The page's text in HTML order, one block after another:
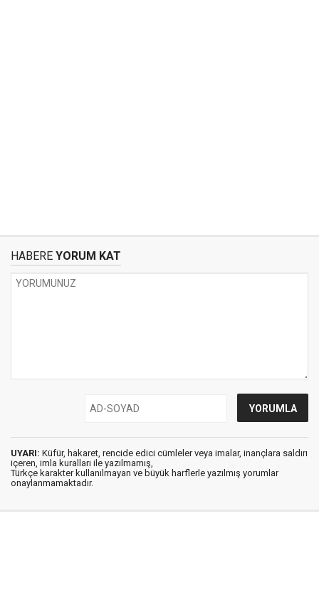
HABERE YORUM KAT
UYARI: Küfür, hakaret, rencide edici cümleler veya imalar, inançlara saldırı
içeren, imla kuralları ile yazılmamış,
Türkçe karakter kullanılmayan ve büyük harflerle yazılmış yorumlar
onaylanmamaktadır.